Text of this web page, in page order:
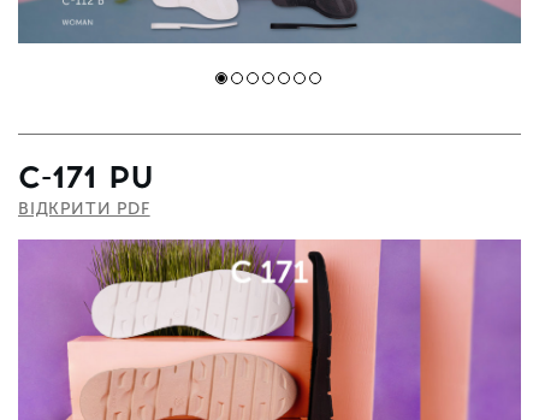
С-171 PU
ВІДКРИТИ PDF